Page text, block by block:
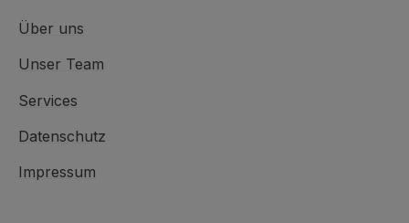
Über uns
Unser Team
Services
Datenschutz
Impressum